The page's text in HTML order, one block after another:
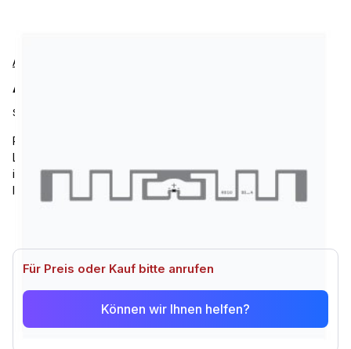
Avery-Dennison
Avery-Dennison IL-611307 Etiketten
SKU:
RFID Tag, Avery-Dennison AD Squarewave M830, RFID Paper
Label, 3.78 x 0.59, Impinj Monza M830 Chip, AD Squarewave
inlay, UHF Frequency, Ideal for Supply Chain Management,
Inventory and Logistics, Home Essentials.
Für Preis oder Kauf bitte anrufen
Können wir Ihnen helfen?